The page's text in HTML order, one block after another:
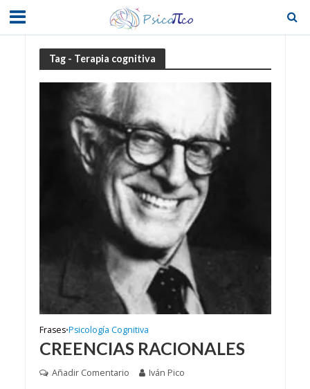
Tag - Terapia cognitiva
Frases•Psicología Cognitiva
CREENCIAS RACIONALES
Añadir Comentario Iván Pico